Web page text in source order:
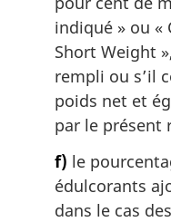
indiqué » ou «
Short Weight
rempli ou s’il
poids net et
par le présent
f) le
édulcorants
dans le cas